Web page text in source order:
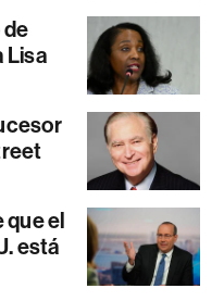
Lisa
que el
está